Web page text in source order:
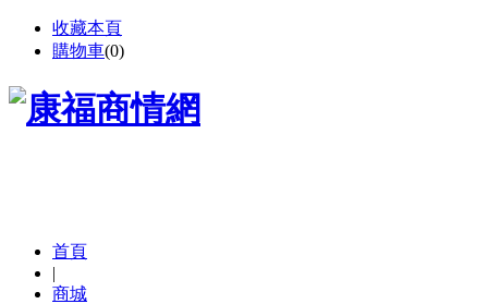
收藏本頁
購物車(0)
首頁
|
商城